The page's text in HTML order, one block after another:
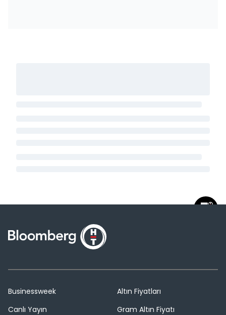
Businessweek
Canlı Yayın
Altın Fiyatları
Gram Altın Fiyatı